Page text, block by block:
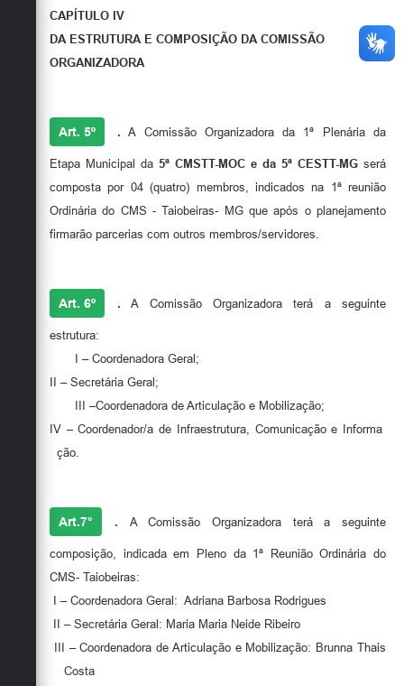
CAPÍTULO IV
DA ESTRUTURA E COMPOSIÇÃO DA COMISSÃO
ORGANIZADORA
Art. 5º . A Comissão Organizadora da 1ª Plenária da
Etapa Municipal da 5ª CMSTT-MOC e da 5ª CESTT-MG será
composta por 04 (quatro) membros, indicados na 1ª reunião
Ordinária do CMS - Taiobeiras- MG que após o planejamento
firmarão parcerias com outros membros/servidores.
Art. 6º . A Comissão Organizadora terá a seguinte
estrutura:
I – Coordenadora Geral;
II – Secretária Geral;
III –Coordenadora de Articulação e Mobilização;
IV – Coordenador/a de Infraestrutura, Comunicação e Informa
ção.
Art.7° . A Comissão Organizadora terá a seguinte
composição, indicada em Pleno da 1ª Reunião Ordinária do
CMS- Taiobeiras:
I – Coordenadora Geral: Adriana Barbosa Rodrigues
II – Secretária Geral: Maria Maria Neide Ribeiro
III – Coordenadora de Articulação e Mobilização: Brunna Thais
Costa